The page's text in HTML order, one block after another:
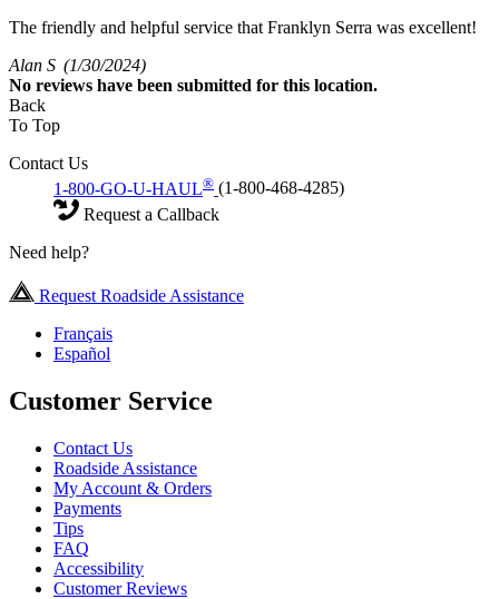
The friendly and helpful service that Franklyn Serra was excellent!
Alan S (1/30/2024)
No reviews have been submitted for this location.
Back
To Top
Contact Us
1-800-GO-U-HAUL® (1-800-468-4285)
Request a Callback
Need help?
Request Roadside Assistance
Français
Español
Customer Service
Contact Us
Roadside Assistance
My Account & Orders
Payments
Tips
FAQ
Accessibility
Customer Reviews